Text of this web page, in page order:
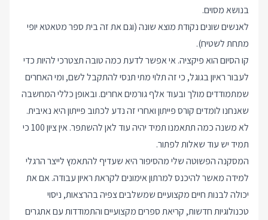
בנושא מסוים.
לאנשים שונים נקודת מוצא שונה (וגם את זה בית ספר מטאטא יופי
מתחת לשטיח).
קו הסיום הוא פיקציה. אי אפשר לדעת כמה טובה תצטרכי להיות כדי
לעבור ראיון בגוגל, כי זה תלוי מתי תנסי להתקבל לשם, ומי האחרים
שמתמודדים מולך ובעוד אלף גורמים אחרים. ובאופן כללי המחשבה
שאנחנו לומדים קורס פייתון ואחרי זה נדע לכתוב פייתון היא נאיבית.
לא משנה כמה תתאמנו תמיד יהיה עוד לאן להשתפר. אין ציון 100 כי
תמיד יש עוד שאלות לפתור.
המסקנה הפשוטה שלי מהסיפור היא שעדיף להתאמץ לייצר הרגלי
למידה מאשר להיכנס למרתון אימונים לקראת ראיון עבודה. אם את
יכולה לבנות חיים מקצועיים שמשלבים צפיה בהרצאות, ניסוי
טכנולוגיות חדשות, קריאת ספרים מקצועיים והתמודדות עם אתגרים